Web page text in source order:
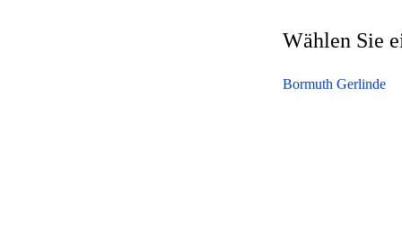
Wählen Sie
Bormuth Gerlinde